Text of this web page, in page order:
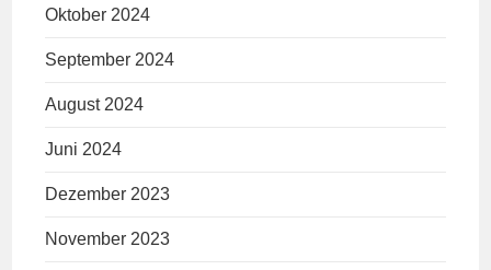
Oktober 2024
September 2024
August 2024
Juni 2024
Dezember 2023
November 2023